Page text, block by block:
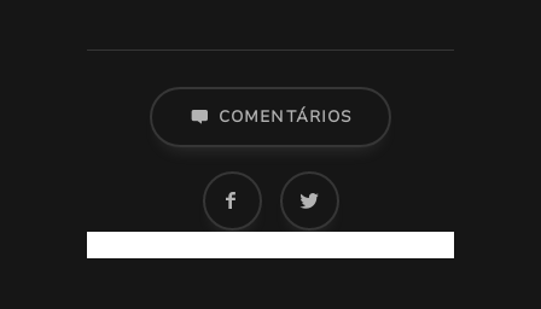
COMENTÁRIOS